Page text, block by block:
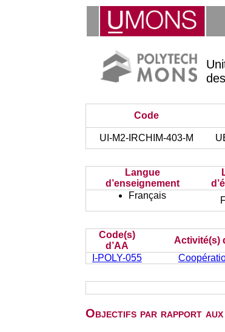
Code
UI-M2-IRCHIM-403-M
Langue
d’enseignement
Français
Code(s)
d’AA
Activité(s)
I-POLY-055
Objectifs par rapport aux